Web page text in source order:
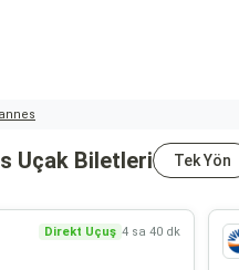
Uçak Biletleri Tek Yön
Direkt Uçuş 4 sa 40 dk